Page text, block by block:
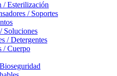
/ Esterilización
/ Soportes
Soluciones
/ Detergentes
/ Cuerpo